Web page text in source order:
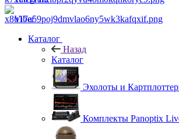
Viber
Каталог
Назад
Каталог
Эхолоты и
Комплекты Panoptix